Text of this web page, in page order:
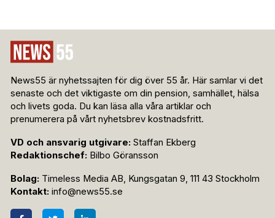
News55 är nyhetssajten för dig över 55 år. Här samlar vi det
senaste och det viktigaste om din pension, samhället, hälsa
och livets goda. Du kan läsa alla våra artiklar och
prenumerera på vårt nyhetsbrev kostnadsfritt.
VD och ansvarig utgivare: Staffan Ekberg
Redaktionschef: Bilbo Göransson
Bolag: Timeless Media AB, Kungsgatan 9, 111 43 Stockholm
Kontakt: info@news55.se